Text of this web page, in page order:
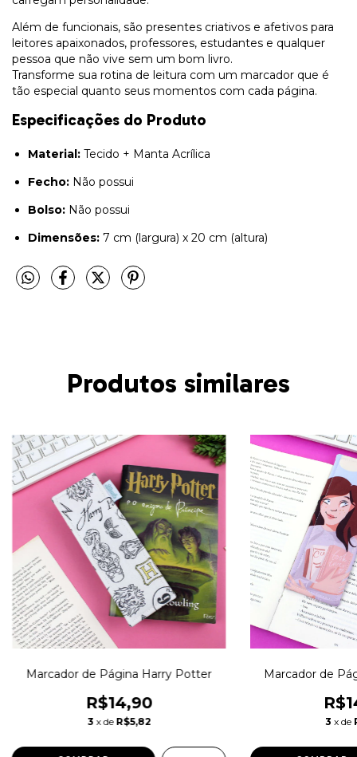
Além de funcionais, são presentes criativos e afetivos para
leitores apaixonados, professores, estudantes e qualquer
pessoa que não vive sem um bom livro.
Transforme sua rotina de leitura com um marcador que é
tão especial quanto seus momentos com cada página.
Especificações do Produto
Material: Tecido + Manta Acrílica
Fecho: Não possui
Bolso: Não possui
Dimensões: 7 cm (largura) x 20 cm (altura)
Produtos similares
Marcador de Página Harry Potter
R$14,90
3 x de R$5,82
Marcador de
3 x de